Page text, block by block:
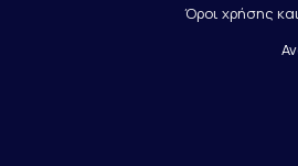
Όροι χρήσης